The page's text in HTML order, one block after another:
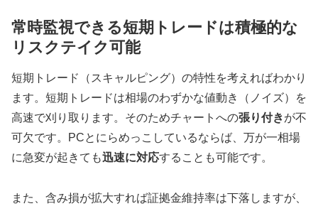
常時監視できる短期トレードは積極的な
リスクテイク可能
短期トレード（スキャルピング）の特性を考えればわかり
ます。短期トレードは相場のわずかな値動き（ノイズ）を
高速で刈り取ります。そのためチャートへの張り付きが不
可欠です。PCとにらめっこしているならば、万が一相場
に急変が起きても迅速に対応することも可能です。
また、含み損が拡大すれば証拠金維持率は下落しますが、